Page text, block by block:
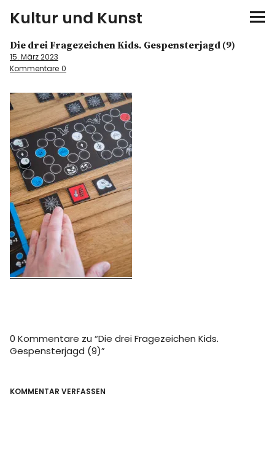
Kultur und Kunst
kultur & kunst
Spiele
Konzerte
Museen bei…
Bloggerreisen
Über mich
Die drei Fragezeichen Kids. Gespensterjagd (9)
15. März 2023
Kommentare 0
0 Kommentare zu “Die drei Fragezeichen Kids.
Gespensterjagd (9)”
KOMMENTAR VERFASSEN